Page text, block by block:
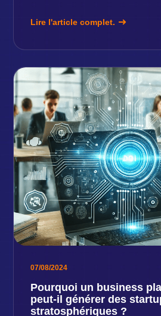
Lire l'article complet.
07/08/2024
Pourquoi un business
peut-il générer des
stratosphériques ?